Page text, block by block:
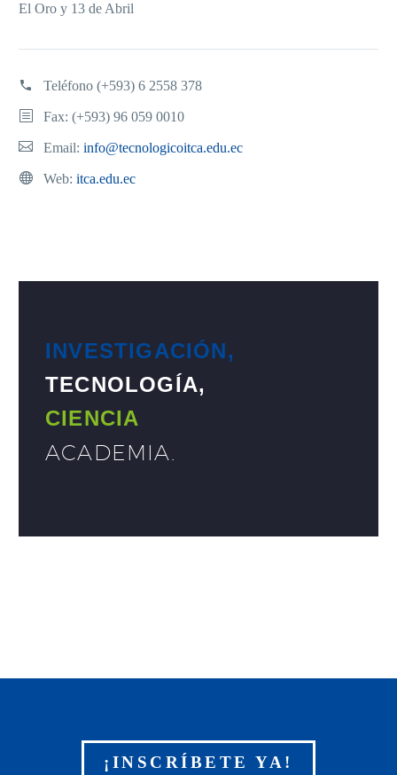
El Oro y 13 de Abril
Teléfono (+593) 6 2558 378
Fax: (+593) 96 059 0010
Email: info@tecnologicoitca.edu.ec
Web: itca.edu.ec
INVESTIGACIÓN,
TECNOLOGÍA,
CIENCIA
ACADEMIA
¡INSCRÍBETE YA!